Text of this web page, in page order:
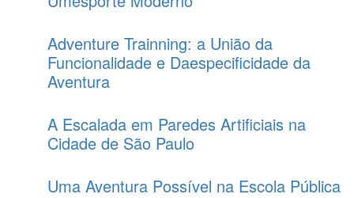
Adventure Trainning: a União da
Funcionalidade e Daespecificidade da
Aventura
A Escalada em Paredes Artificiais na
Cidade de São Paulo
Uma Aventura Possível na Escola Pública